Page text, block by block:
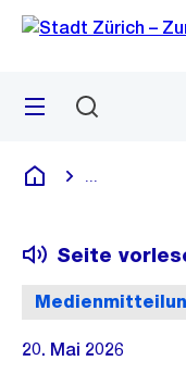
Navigation
Sprunglink
Menü
Deutsch
Seite
20. Mai 2026